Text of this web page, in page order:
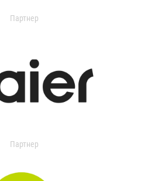
Партнер
Партнер